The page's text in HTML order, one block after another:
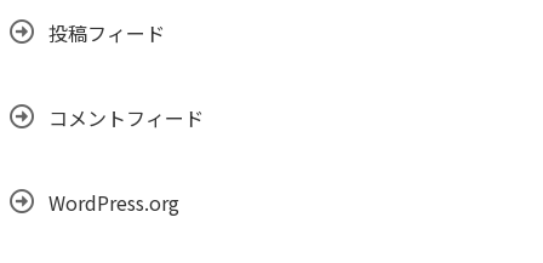
投稿フィード
コメントフィード
WordPress.org